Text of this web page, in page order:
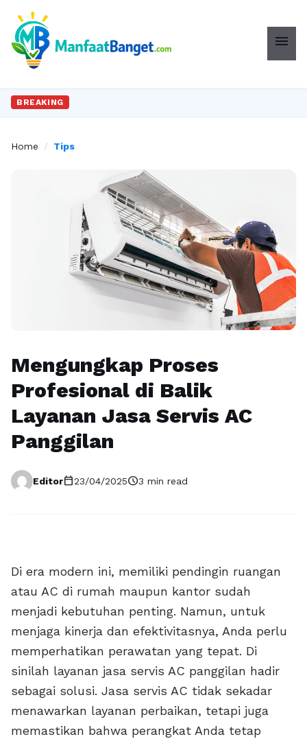
menu
BREAKING
Home / Tips
Mengungkap Proses
Profesional di Balik
Layanan Jasa Servis AC
Panggilan
Editorcalendar_today23/04/2025schedule3 min read
Di era modern ini, memiliki pendingin ruangan
atau AC di rumah maupun kantor sudah
menjadi kebutuhan penting. Namun, untuk
menjaga kinerja dan efektivitasnya, Anda perlu
memperhatikan perawatan yang tepat. Di
sinilah layanan jasa servis AC panggilan hadir
sebagai solusi. Jasa servis AC tidak sekadar
menawarkan layanan perbaikan, tetapi juga
memastikan bahwa perangkat Anda tetap